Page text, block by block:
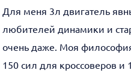
Для меня 3л двигатель
любителей динамики и
очень даже. Моя
150 сил для кроссоверов